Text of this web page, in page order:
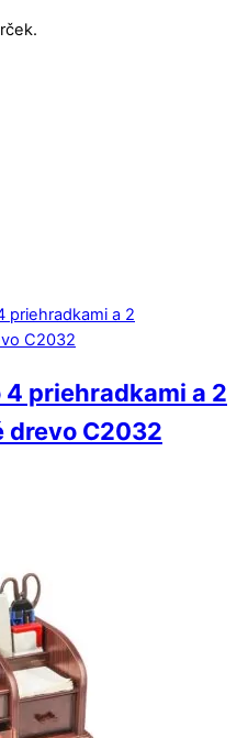
4 priehradkami a 2
drevo C2032